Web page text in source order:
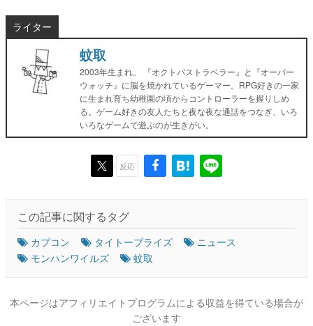
ライター
蚊取
2003年生まれ。 『オクトパストラベラー』と『オーバー
ウォッチ』に脳を焼かれているゲーマー。RPG好きの一家
に生まれ育ち幼稚園の頃からコントローラーを握りしめ
る。ゲーム好きの友人たちと夜な夜な通話をつなぎ、いろ
いろなゲームで遊ぶのが生きがい。
反応
この記事に関するタグ
カプコン タイトープライズ
ニュース
モンハンワイルズ
蚊取
本ページはアフィリエイトプログラムによる収益を得ている場合が
ございます